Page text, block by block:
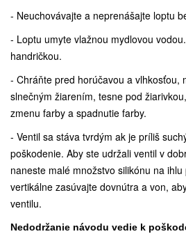
- Neuchovávajte a neprenášajte loptu
- Loptu umyte vlažnou mydlovou
handričkou.
- Chráňte pred horúčavou a vlhkosťou,
slnečným žiarením, tesne pod
zmenu farby a spadnutie farby.
- Ventil sa stáva tvrdým ak je príliš
poškodenie. Aby ste udržali ventil v
naneste malé množstvo silikónu na
vertikálne zasúvajte dovnútra a von,
ventilu.
Nedodržanie návodu vedie k